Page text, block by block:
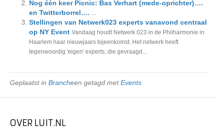
Nog één keer Picnic: Bas Verhart (mede-oprichter)….
en Twitterborrel…. ...
Stellingen van Netwerk023 experts vanavond centraal
op NY Event Vandaag houdt Netwerk 023 in de Philharmonie in
Haarlem haar nieuwjaars bijeenkomst. Het netwerk heeft
tegenwoordig 'eigen' experts, die gevraagd...
Geplaatst in Brancheen getagd metEvents
OVER LUIT.NL